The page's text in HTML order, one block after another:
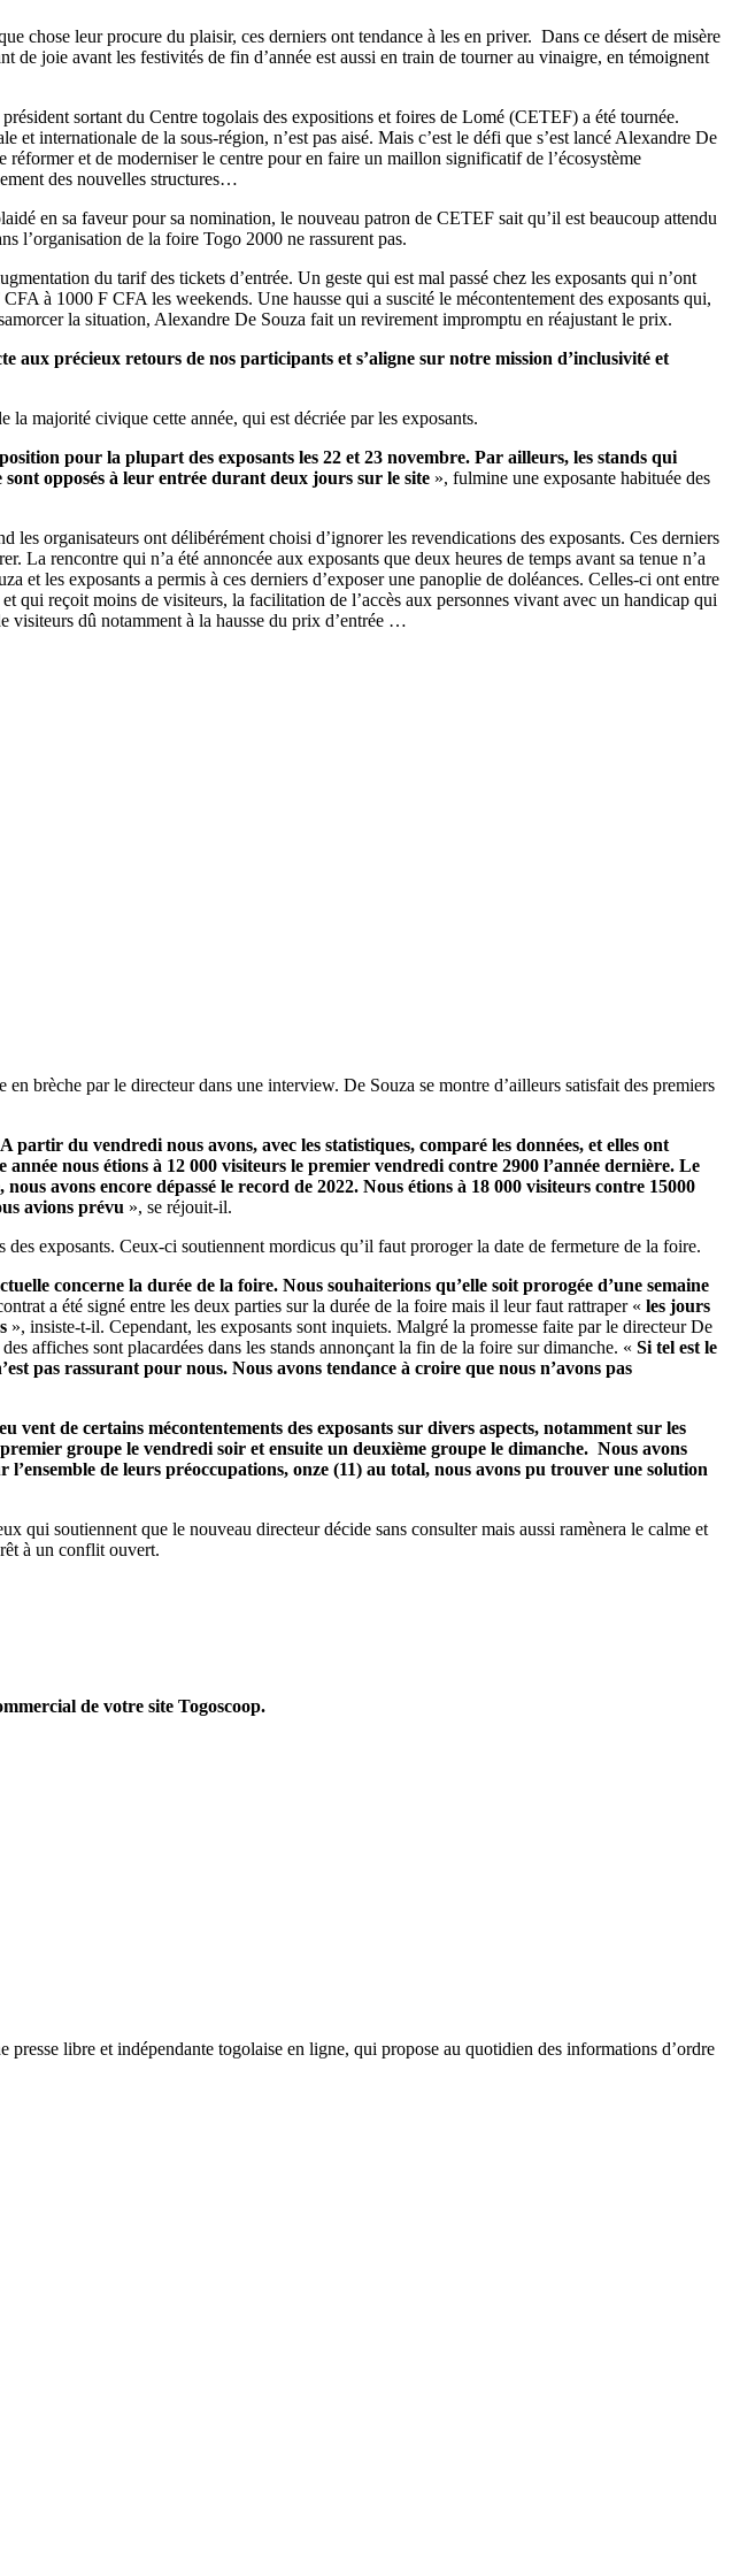
chose leur procure du plaisir, ces derniers ont tendance à les en priver. Dans ce désert de misère
joie avant les festivités de fin d’année est aussi en train de tourner au vinaigre, en témoignent
sortant du Centre togolais des expositions et foires de Lomé (CETEF) a été tournée.
internationale de la sous-région, n’est pas aisé. Mais c’est le défi que s’est lancé Alexandre De
et de moderniser le centre pour en faire un maillon significatif de l’écosystème
des nouvelles structures…
en sa faveur pour sa nomination, le nouveau patron de CETEF sait qu’il est beaucoup attendu
l’organisation de la foire Togo 2000 ne rassurent pas.
du tarif des tickets d’entrée. Un geste qui est mal passé chez les exposants qui n’ont
à 1000 F CFA les weekends. Une hausse qui a suscité le mécontentement des exposants qui,
la situation, Alexandre De Souza fait un revirement impromptu en réajustant le prix.
aux précieux retours de nos participants et s’aligne sur notre mission d’inclusivité et
majorité civique cette année, qui est décriée par les exposants.
pour la plupart des exposants les 22 et 23 novembre. Par ailleurs, les stands qui
sont opposés à leur entrée durant deux jours sur le site », fulmine une exposante habituée des
les organisateurs ont délibérément choisi d’ignorer les revendications des exposants. Ces derniers
La rencontre qui n’a été annoncée aux exposants que deux heures de temps avant sa tenue n’a
et les exposants a permis à ces derniers d’exposer une panoplie de doléances. Celles-ci ont entre
reçoit moins de visiteurs, la facilitation de l’accès aux personnes vivant avec un handicap qui
visiteurs dû notamment à la hausse du prix d’entrée …
brèche par le directeur dans une interview. De Souza se montre d’ailleurs satisfait des premiers
du vendredi nous avons, avec les statistiques, comparé les données, et elles ont
nous étions à 12 000 visiteurs le premier vendredi contre 2900 l’année dernière. Le
avons encore dépassé le record de 2022. Nous étions à 18 000 visiteurs contre 15000
avions prévu », se réjouit-il.
exposants. Ceux-ci soutiennent mordicus qu’il faut proroger la date de fermeture de la foire.
concerne la durée de la foire. Nous souhaiterions qu’elle soit prorogée d’une semaine
a été signé entre les deux parties sur la durée de la foire mais il leur faut rattraper « les jours
», insiste-t-il. Cependant, les exposants sont inquiets. Malgré la promesse faite par le directeur De
affiches sont placardées dans les stands annonçant la fin de la foire sur dimanche. « Si tel est le
pas rassurant pour nous. Nous avons tendance à croire que nous n’avons pas
vent de certains mécontentements des exposants sur divers aspects, notamment sur les
groupe le vendredi soir et ensuite un deuxième groupe le dimanche. Nous avons
de leurs préoccupations, onze (11) au total, nous avons pu trouver une solution
qui soutiennent que le nouveau directeur décide sans consulter mais aussi ramènera le calme et
à un conflit ouvert.
de votre site Togoscoop.
libre et indépendante togolaise en ligne, qui propose au quotidien des informations d’ordre